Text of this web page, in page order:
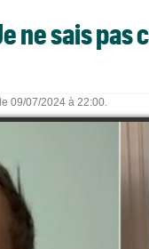
ne sais
09/07/2024 à 22:00.